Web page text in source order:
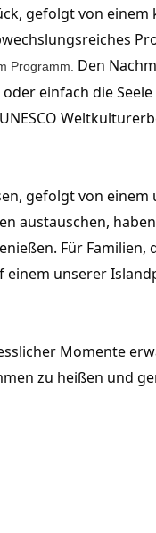
gefolgt von
Programm. Den
einfach die Seele
gefolgt von
austauschen,
Für Familien,
unserer
Momente
zu heißen und